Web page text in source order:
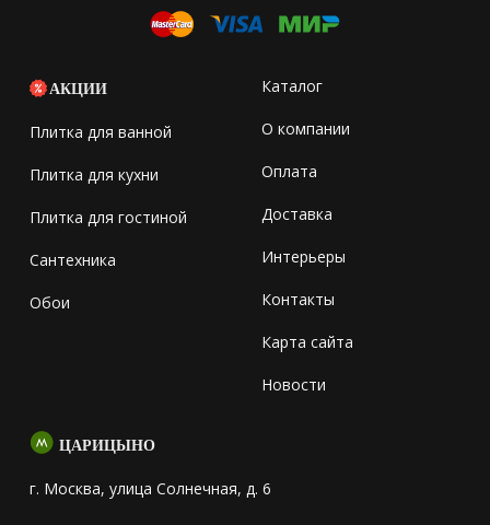
АКЦИИ
Плитка для ванной
Плитка для кухни
Плитка для гостиной
Сантехника
Обои
Каталог
О компании
Оплата
Доставка
Интерьеры
Контакты
Карта сайта
Новости
ЦАРИЦЫНО
г. Москва, улица Солнечная, д. 6